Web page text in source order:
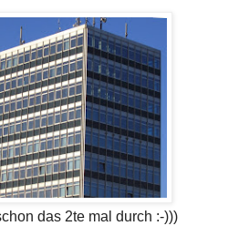
das 2te mal durch :-)))